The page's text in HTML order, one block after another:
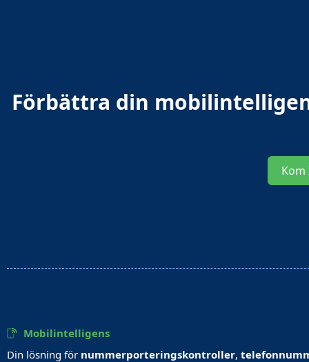
Förbättra din
Kom
Mobilintelligens
Din lösning för nummerporteringskontroller,